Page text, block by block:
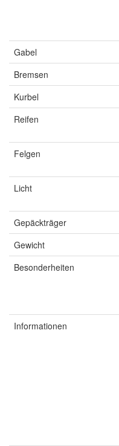
Gabel
Bremsen
Kurbel
Reifen
Felgen
Licht
Gepäckträger
Gewicht
Besonderheiten
Informationen